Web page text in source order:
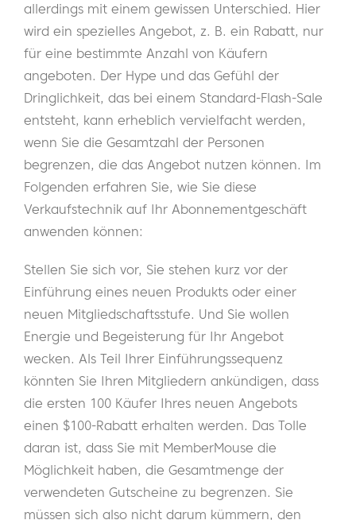
allerdings mit einem gewissen Unterschied. Hier
wird ein spezielles Angebot, z. B. ein Rabatt, nur
für eine bestimmte Anzahl von Käufern
angeboten. Der Hype und das Gefühl der
Dringlichkeit, das bei einem Standard-Flash-Sale
entsteht, kann erheblich vervielfacht werden,
wenn Sie die Gesamtzahl der Personen
begrenzen, die das Angebot nutzen können. Im
Folgenden erfahren Sie, wie Sie diese
Verkaufstechnik auf Ihr Abonnementgeschäft
anwenden können:
Stellen Sie sich vor, Sie stehen kurz vor der
Einführung eines neuen Produkts oder einer
neuen Mitgliedschaftsstufe. Und Sie wollen
Energie und Begeisterung für Ihr Angebot
wecken. Als Teil Ihrer Einführungssequenz
könnten Sie Ihren Mitgliedern ankündigen, dass
die ersten 100 Käufer Ihres neuen Angebots
einen $100-Rabatt erhalten werden. Das Tolle
daran ist, dass Sie mit MemberMouse die
Möglichkeit haben, die Gesamtmenge der
verwendeten Gutscheine zu begrenzen. Sie
müssen sich also nicht darum kümmern, den